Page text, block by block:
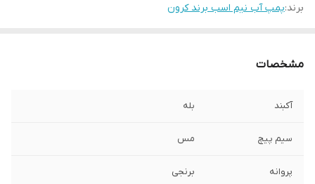
برند:پمپ آب نیم اسب برند کرون
مشخصات
آکبند بله
سیم پیچ مس
پروانه برنجی